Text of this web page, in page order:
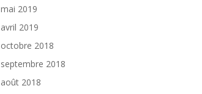
mai 2019
avril 2019
octobre 2018
septembre 2018
août 2018